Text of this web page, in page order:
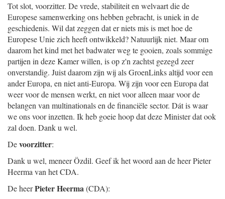
Tot slot, voorzitter. De vrede, stabiliteit en welvaart die de
Europese samenwerking ons hebben gebracht, is uniek in de
geschiedenis. Wil dat zeggen dat er niets mis is met hoe de
Europese Unie zich heeft ontwikkeld? Natuurlijk niet. Maar om
daarom het kind met het badwater weg te gooien, zoals sommige
partijen in deze Kamer willen, is op z'n zachtst gezegd zeer
onverstandig. Juist daarom zijn wij als GroenLinks altijd voor een
ander Europa, en niet anti-Europa. Wij zijn voor een Europa dat
weer voor de mensen werkt, en niet voor alleen maar voor de
belangen van multinationals en de financiële sector. Dát is waar
we ons voor inzetten. Ik heb goeie hoop dat deze Minister dat ook
zal doen. Dank u wel.
Devoorzitter:
Dank u wel, meneer Özdil. Geef ik het woord aan de heer Pieter
Heerma van het CDA.
De heerPieter Heerma(CDA):